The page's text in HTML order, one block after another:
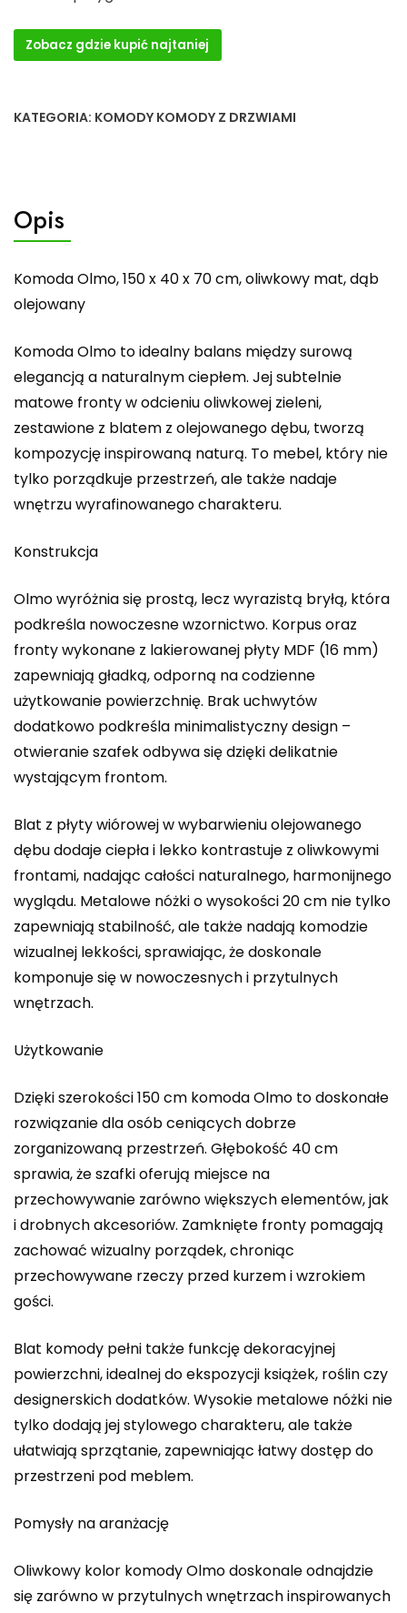
Zobacz gdzie kupić najtaniej
KATEGORIA: KOMODY KOMODY Z DRZWIAMI
Opis
Komoda Olmo, 150 x 40 x 70 cm, oliwkowy mat, dąb
olejowany
Komoda Olmo to idealny balans między surową
elegancją a naturalnym ciepłem. Jej subtelnie
matowe fronty w odcieniu oliwkowej zieleni,
zestawione z blatem z olejowanego dębu, tworzą
kompozycję inspirowaną naturą. To mebel, który nie
tylko porządkuje przestrzeń, ale także nadaje
wnętrzu wyrafinowanego charakteru.
Konstrukcja
Olmo wyróżnia się prostą, lecz wyrazistą bryłą, która
podkreśla nowoczesne wzornictwo. Korpus oraz
fronty wykonane z lakierowanej płyty MDF (16 mm)
zapewniają gładką, odporną na codzienne
użytkowanie powierzchnię. Brak uchwytów
dodatkowo podkreśla minimalistyczny design –
otwieranie szafek odbywa się dzięki delikatnie
wystającym frontom.
Blat z płyty wiórowej w wybarwieniu olejowanego
dębu dodaje ciepła i lekko kontrastuje z oliwkowymi
frontami, nadając całości naturalnego, harmonijnego
wyglądu. Metalowe nóżki o wysokości 20 cm nie tylko
zapewniają stabilność, ale także nadają komodzie
wizualnej lekkości, sprawiając, że doskonale
komponuje się w nowoczesnych i przytulnych
wnętrzach.
Użytkowanie
Dzięki szerokości 150 cm komoda Olmo to doskonałe
rozwiązanie dla osób ceniących dobrze
zorganizowaną przestrzeń. Głębokość 40 cm
sprawia, że szafki oferują miejsce na
przechowywanie zarówno większych elementów, jak
i drobnych akcesoriów. Zamknięte fronty pomagają
zachować wizualny porządek, chroniąc
przechowywane rzeczy przed kurzem i wzrokiem
gości.
Blat komody pełni także funkcję dekoracyjnej
powierzchni, idealnej do ekspozycji książek, roślin czy
designerskich dodatków. Wysokie metalowe nóżki nie
tylko dodają jej stylowego charakteru, ale także
ułatwiają sprzątanie, zapewniając łatwy dostęp do
przestrzeni pod meblem.
Pomysły na aranżację
Oliwkowy kolor komody Olmo doskonale odnajdzie
się zarówno w przytulnych wnętrzach inspirowanych